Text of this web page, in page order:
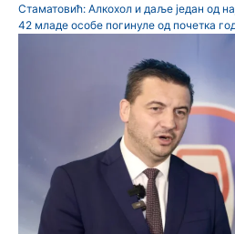
Стаматовић: Алкохол и даље један од
42 младе особе погинуле од почетка